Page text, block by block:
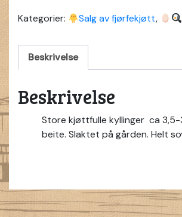
Kategorier: Salg av fjørfekjøtt,
Beskrivelse
Beskrivelse
Store kjøttfulle kyllinger ca
beite. Slaktet på gården. Helt